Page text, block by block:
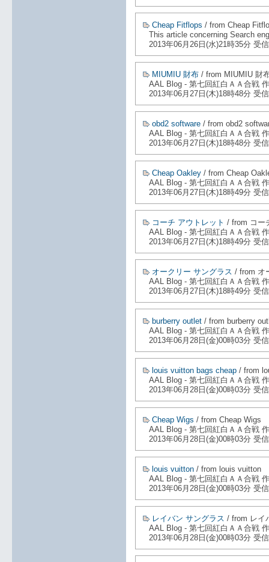
Cheap Fitflops / from Cheap
This article concerning Search
2013年06月26日(水)21時35分 受信
MIUMIU 財布 / from MIUMIU 財
AAL Blog - 第七回紅白ＡＡ合戦
2013年06月27日(木)18時48分 受信
obd2 software / from obd2
AAL Blog - 第七回紅白ＡＡ合戦
2013年06月27日(木)18時48分 受信
Cheap Oakley / from Cheap
AAL Blog - 第七回紅白ＡＡ合戦
2013年06月27日(木)18時49分 受信
コーチ アウトレット / from コー
AAL Blog - 第七回紅白ＡＡ合戦
2013年06月27日(木)18時49分 受信
オークリー サングラス / from オ
AAL Blog - 第七回紅白ＡＡ合戦
2013年06月27日(木)18時49分 受信
burberry outlet / from burberry
AAL Blog - 第七回紅白ＡＡ合戦
2013年06月28日(金)00時03分 受信
louis vuitton bags cheap / from
AAL Blog - 第七回紅白ＡＡ合戦
2013年06月28日(金)00時03分 受信
Cheap Wigs / from Cheap Wigs
AAL Blog - 第七回紅白ＡＡ合戦
2013年06月28日(金)00時03分 受信
louis vuitton / from louis vuitton
AAL Blog - 第七回紅白ＡＡ合戦
2013年06月28日(金)00時03分 受信
レイバン サングラス / from レイ
AAL Blog - 第七回紅白ＡＡ合戦
2013年06月28日(金)00時03分 受信